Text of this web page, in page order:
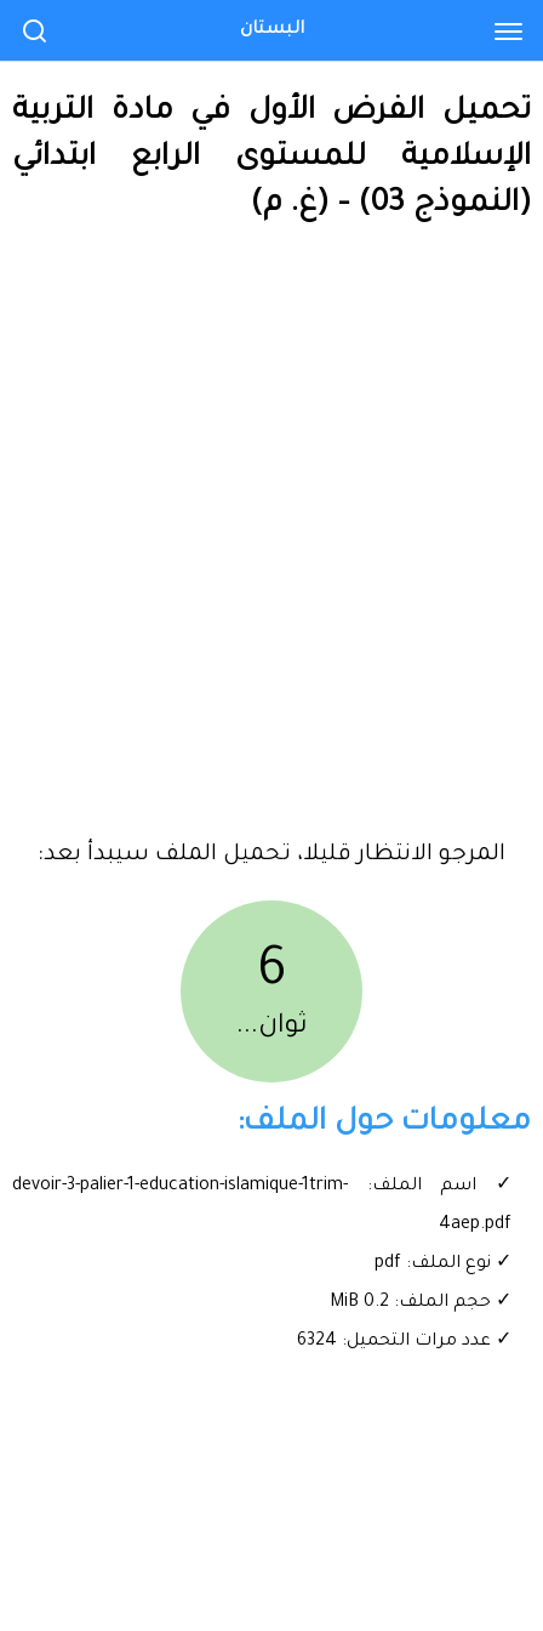
تحميل الفرض الأول في مادة التربية
الإسلامية للمستوى الرابع ابتدائي
(النموذج 03) – (غ. م)
المرجو الانتظار قليلا، تحميل الملف سيبدأ بعد:
6
ثوان...
معلومات حول الملف:
✓ اسم الملف: devoir-3-palier-1-education-islamique-1trim-
4aep.pdf
✓ نوع الملف: pdf
✓ حجم الملف: 0.2 MiB
✓ عدد مرات التحميل: 6324
البستان